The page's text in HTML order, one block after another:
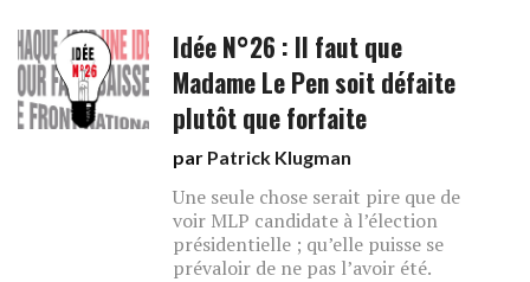
Idée N°26 : Il faut que
Madame Le Pen soit défaite
plutôt que forfaite
par Patrick Klugman
Une seule chose serait pire que de
voir MLP candidate à l’élection
présidentielle ; qu’elle puisse se
prévaloir de ne pas l’avoir été.